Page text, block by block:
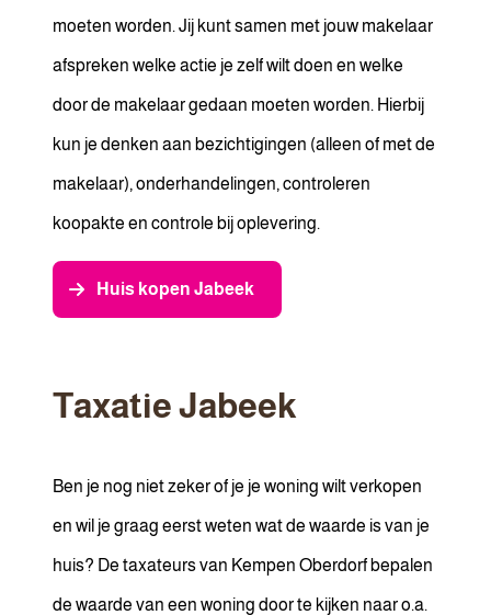
moeten worden. Jij kunt samen met jouw makelaar
afspreken welke actie je zelf wilt doen en welke
door de makelaar gedaan moeten worden. Hierbij
kun je denken aan bezichtigingen (alleen of met de
makelaar), onderhandelingen, controleren
koopakte en controle bij oplevering.
Huis kopen Jabeek
Taxatie Jabeek
Ben je nog niet zeker of je je woning wilt verkopen
en wil je graag eerst weten wat de waarde is van je
huis? De taxateurs van Kempen Oberdorf bepalen
de waarde van een woning door te kijken naar o.a.